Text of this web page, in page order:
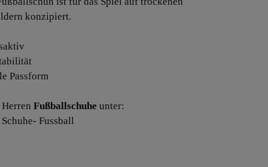
konzipiert.
Passform
Fußballschuhe unter:
Fussball